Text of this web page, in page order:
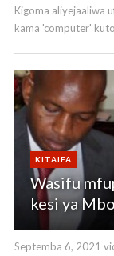
Kigoma aliyejaaliwa
kama 'computer'
KITAIFA
Wasifu
kesi ya
Septemba 6, 2021